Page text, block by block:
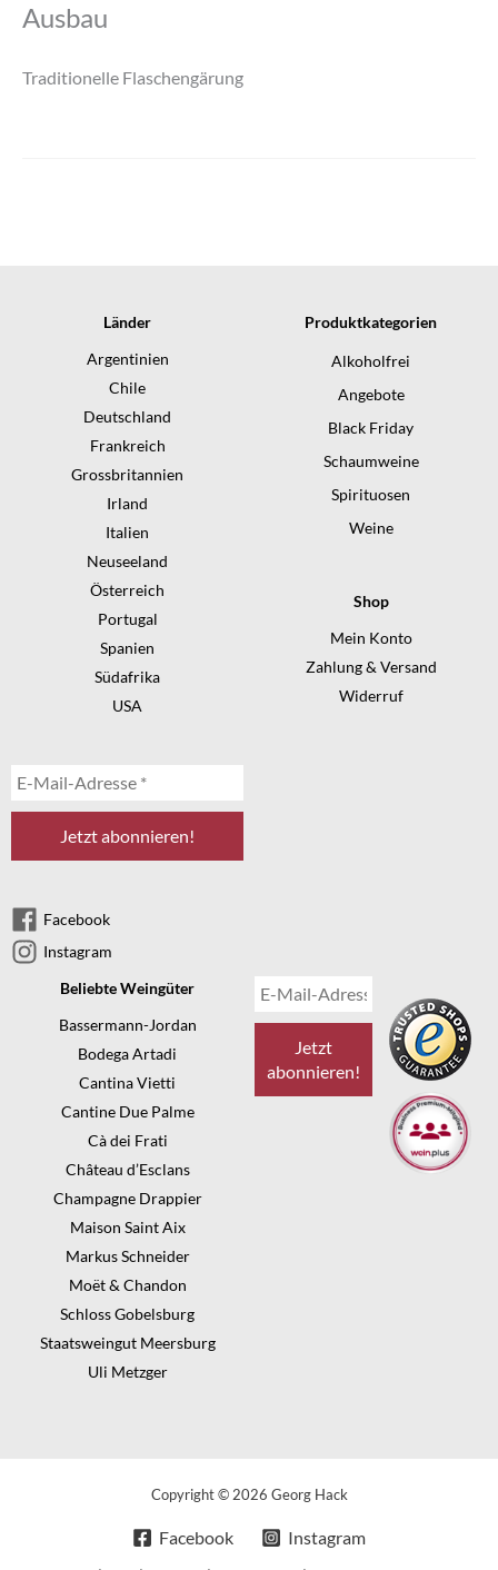
Ausbau
Traditionelle Flaschengärung
Länder
Argentinien
Chile
Deutschland
Frankreich
Grossbritannien
Irland
Italien
Neuseeland
Österreich
Portugal
Spanien
Südafrika
USA
Facebook
Instagram
Produktkategorien
Alkoholfrei
Angebote
Black Friday
Schaumweine
Spirituosen
Weine
Shop
Mein Konto
Zahlung & Versand
Widerruf
Beliebte Weingüter
Bassermann-Jordan
Bodega Artadi
Cantina Vietti
Cantine Due Palme
Cà dei Frati
Château d’Esclans
Champagne Drappier
Maison Saint Aix
Markus Schneider
Moët & Chandon
Schloss Gobelsburg
Staatsweingut Meersburg
Uli Metzger
Copyright © 2026 Georg Hack
Facebook Instagram